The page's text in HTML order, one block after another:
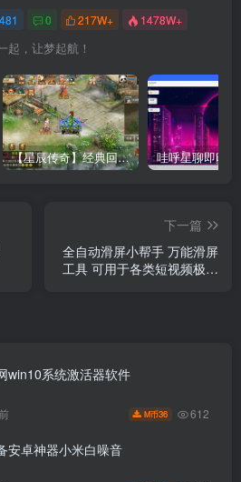
0 217W+ 1478W+
起，让梦起航！
【星辰传奇】经典回合制手游+安卓端+GM工具+详细搭建教程
下一篇
全自动滑屏小帮手 万能滑屏
工具 可用于各类短视频极速
win10系统激活器软件
M币36 612
安卓神器小米白噪音